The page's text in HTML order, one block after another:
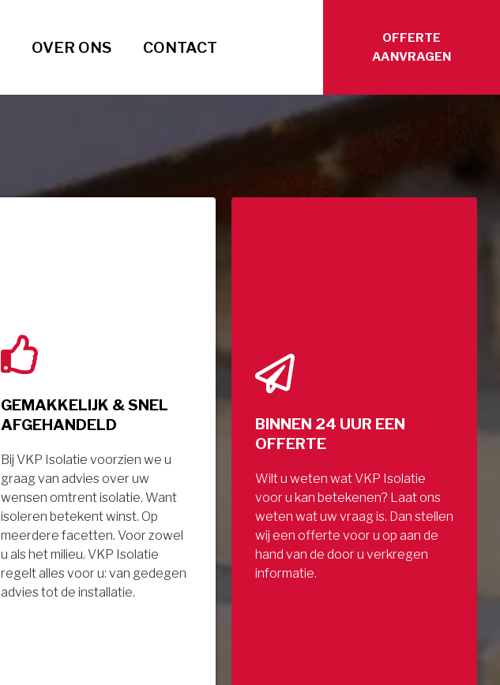
OVER ONS CONTACT
OFFERTE
AANVRAGEN
GEMAKKELIJK & SNEL
AFGEHANDELD
Bij VKP Isolatie voorzien we u
graag van advies over uw
wensen omtrent isolatie. Want
isoleren betekent winst. Op
meerdere facetten. Voor zowel
u als het milieu. VKP Isolatie
regelt alles voor u: van gedegen
advies tot de installatie.
BINNEN 24 UUR EEN
OFFERTE
Wilt u weten wat VKP Isolatie
voor u kan betekenen? Laat ons
weten wat uw vraag is. Dan stellen
wij een offerte voor u op aan de
hand van de door u verkregen
informatie.